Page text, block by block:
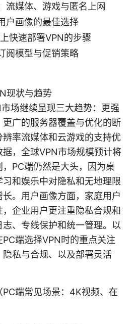
流媒体、游戏与匿名上网
户画像的最佳选择
快速部署VPN的步骤
阅模型与促销策略
现状与趋势
场继续呈现三大趋势：更强
广的服务器覆盖与优化的断
率流媒体和云游戏的支持优
，全球VPN市场规模预计将
PC端仍然是大头，因为桌
和娱乐中对隐私和无地理限
。用户画像方面，家庭用户
企业用户更注重隐私合规和
、专线保护和统一管理。以
PC端选择VPN时的重点关注
私与合规、以及部署灵活
端常见场景：4K视频、在